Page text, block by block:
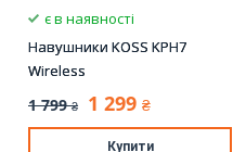
є в наявності
Навушники KOSS KPH7
Wireless
1 799 ₴ 1 299 ₴
Купити